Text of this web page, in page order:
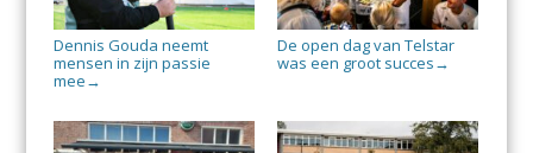
Dennis Gouda neemt
mensen in zijn passie
mee →
De open dag van Telstar
was een groot succes →